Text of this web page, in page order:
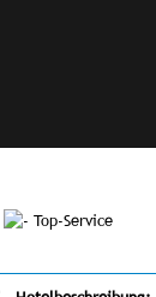
Top-Service